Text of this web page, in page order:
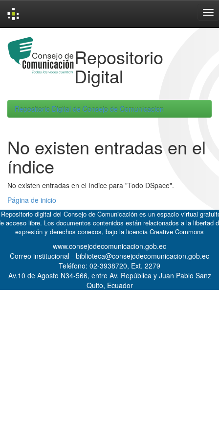
navigation
Repositorio
Digital
Repositorio Digital de Consejo de Comunicacion
No existen entradas en el
índice
No existen entradas en el índice para "Todo DSpace".
Página de inicio
digital del Consejo de Comunicación es un espacio virtual
acceso libre. Los documentos contenidos están relacionados a la libertad
expresión y derechos conexos, bajo la licencia Creative Commons
www.consejodecomunicacion.gob.ec
Correo institucional - biblioteca@consejodecomunicacion.gob.ec
Teléfono: 02-3938720, Ext. 2279
Av.10 de Agosto N34-566, entre Av. República y Juan Pablo Sanz
Quito, Ecuador